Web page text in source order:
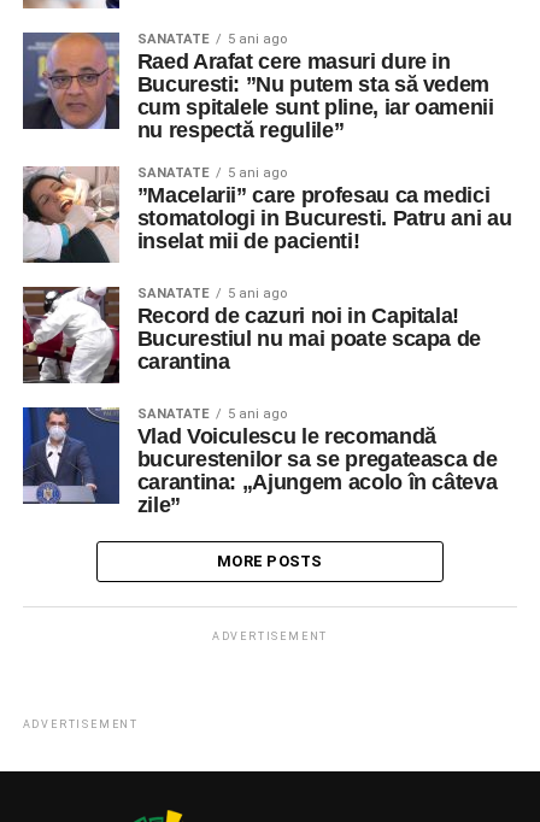
SANATATE 5 ani ago
Raed Arafat cere masuri dure in
Bucuresti: ”Nu putem sta să vedem
cum spitalele sunt pline, iar oamenii
nu respectă regulile”
SANATATE 5 ani ago
”Macelarii” care profesau ca medici
stomatologi in Bucuresti. Patru ani au
inselat mii de pacienti!
SANATATE 5 ani ago
Record de cazuri noi in Capitala!
Bucurestiul nu mai poate scapa de
carantina
SANATATE 5 ani ago
Vlad Voiculescu le recomandă
bucurestenilor sa se pregateasca de
carantina: „Ajungem acolo în câteva
zile”
MORE POSTS
ADVERTISEMENT
ADVERTISEMENT